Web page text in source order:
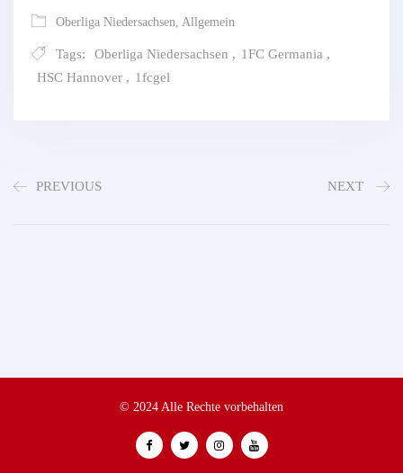
Oberliga Niedersachsen, Allgemein
Tags: Oberliga Niedersachsen , 1FC Germania ,
HSC Hannover , 1fcgel
PREVIOUS NEXT
© 2024 Alle Rechte vorbehalten